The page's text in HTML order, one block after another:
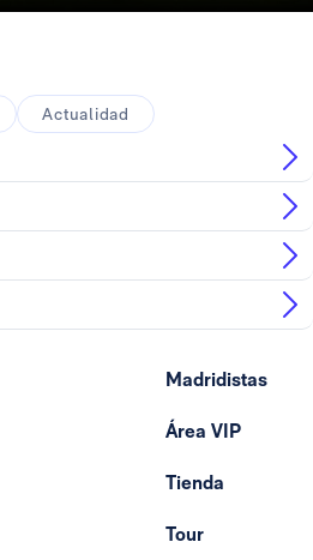
Actualidad
Madridistas
Área VIP
Tienda
Tour